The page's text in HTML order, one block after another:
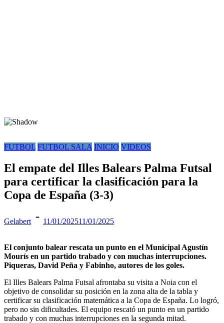
FUTBOL FUTBOL SALA INICIO VIDEOS
El empate del Illes Balears Palma Futsal
para certificar la clasificación para la
Copa de España (3-3)
Gelabert 11/01/202511/01/2025
El conjunto balear rescata un punto en el Municipal Agustín
Mourís en un partido trabado y con muchas interrupciones.
Piqueras, David Peña y Fabinho, autores de los goles.
El Illes Balears Palma Futsal afrontaba su visita a Noia con el
objetivo de consolidar su posición en la zona alta de la tabla y
certificar su clasificación matemática a la Copa de España. Lo logró,
pero no sin dificultades. El equipo rescató un punto en un partido
trabado y con muchas interrupciones en la segunda mitad.